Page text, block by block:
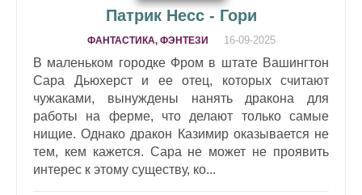
Патрик Несс - Гори
ФАНТАСТИКА, ФЭНТЕЗИ 16-09-2025
В маленьком городке Фром в штате Вашингтон
Сара Дьюхерст и ее отец, которых считают
чужаками, вынуждены нанять дракона для
работы на ферме, что делают только самые
нищие. Однако дракон Казимир оказывается не
тем, кем кажется. Сара не может не проявить
интерес к этому существу, ко...